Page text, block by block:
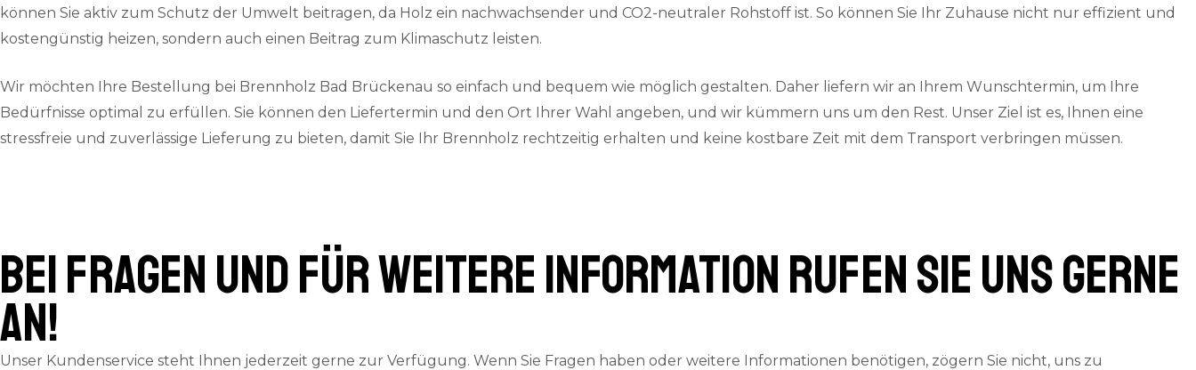
können Sie aktiv zum Schutz der Umwelt beitragen, da Holz ein nachwachsender und CO2-neutraler Rohstoff ist. So können Sie Ihr Zuhause nicht nur effizient und
kostengünstig heizen, sondern auch einen Beitrag zum Klimaschutz leisten.
Wir möchten Ihre Bestellung bei Brennholz Bad Brückenau so einfach und bequem wie möglich gestalten. Daher liefern wir an Ihrem Wunschtermin, um Ihre
Bedürfnisse optimal zu erfüllen. Sie können den Liefertermin und den Ort Ihrer Wahl angeben, und wir kümmern uns um den Rest. Unser Ziel ist es, Ihnen eine
stressfreie und zuverlässige Lieferung zu bieten, damit Sie Ihr Brennholz rechtzeitig erhalten und keine kostbare Zeit mit dem Transport verbringen müssen.
Bei Fragen und für weitere Information rufen Sie uns gerne
an!
Unser Kundenservice steht Ihnen jederzeit gerne zur Verfügung. Wenn Sie Fragen haben oder weitere Informationen benötigen, zögern Sie nicht, uns zu